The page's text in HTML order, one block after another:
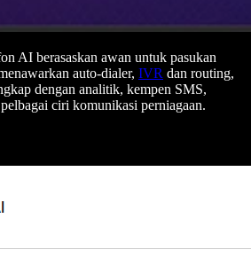
AI berasaskan awan untuk pasukan
auto-dialer, IVR dan routing,
dengan analitik, kempen SMS,
ciri komunikasi perniagaan.